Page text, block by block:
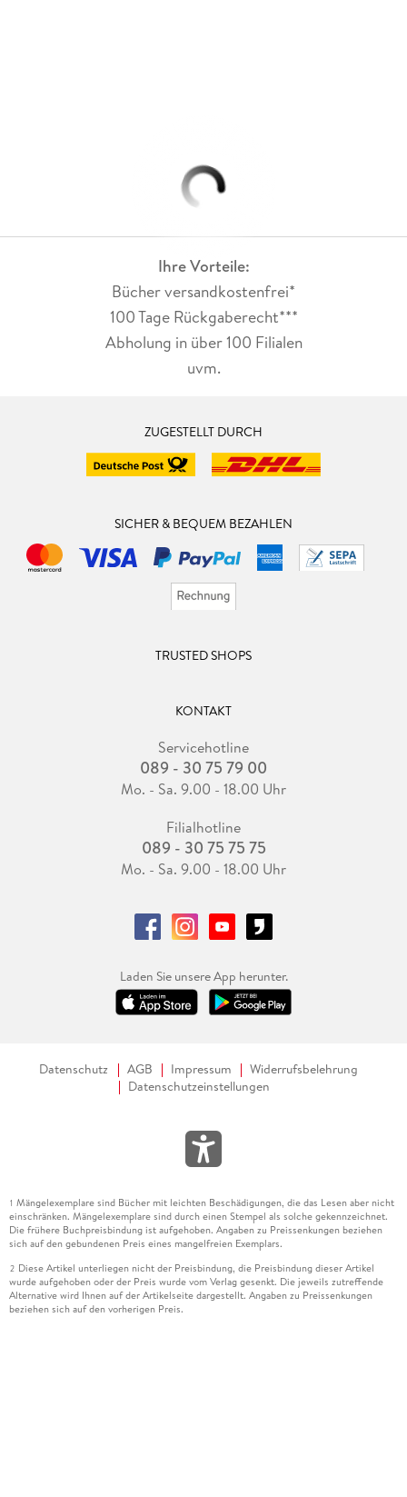
Ihre Vorteile:
Bücher versandkostenfrei*
100 Tage Rückgaberecht***
Abholung in über 100 Filialen
uvm.
ZUGESTELLT DURCH
SICHER & BEQUEM BEZAHLEN
TRUSTED SHOPS
KONTAKT
Servicehotline
089 - 30 75 79 00
Mo. - Sa. 9.00 - 18.00 Uhr
Filialhotline
089 - 30 75 75 75
Mo. - Sa. 9.00 - 18.00 Uhr
Laden Sie unsere App herunter.
Datenschutz AGB Impressum
Widerrufsbelehrung
Datenschutzeinstellungen
1 Mängelexemplare sind Bücher mit leichten Beschädigungen, die das Lesen aber nicht
einschränken. Mängelexemplare sind durch einen Stempel als solche gekennzeichnet.
Die frühere Buchpreisbindung ist aufgehoben. Angaben zu Preissenkungen beziehen
sich auf den gebundenen Preis eines mangelfreien Exemplars.
2 Diese Artikel unterliegen nicht der Preisbindung, die Preisbindung dieser Artikel
wurde aufgehoben oder der Preis wurde vom Verlag gesenkt. Die jeweils zutreffende
Alternative wird Ihnen auf der Artikelseite dargestellt. Angaben zu Preissenkungen
beziehen sich auf den vorherigen Preis.